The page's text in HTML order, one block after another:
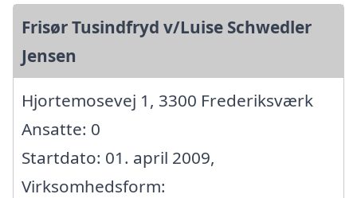
Frisør Tusindfryd v/Luise Schwedler
Jensen
Hjortemosevej 1, 3300 Frederiksværk
Ansatte: 0
Startdato: 01. april 2009,
Virksomhedsform: